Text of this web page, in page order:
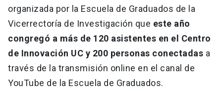
organizada por la Escuela de Graduados de la
Vicerrectoría de Investigación que este año
congregó a más de 120 asistentes en el Centro
de Innovación UC y 200 personas conectadas a
través de la transmisión online en el canal de
YouTube de la Escuela de Graduados.